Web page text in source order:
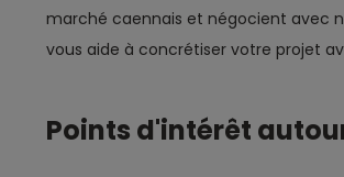
marché caennais et négocient avec
vous aide à concrétiser votre projet
Points d'intérêt